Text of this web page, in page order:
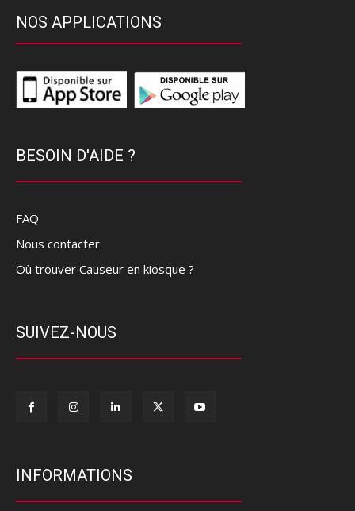
NOS APPLICATIONS
BESOIN D'AIDE ?
FAQ
Nous contacter
Où trouver Causeur en kiosque ?
SUIVEZ-NOUS
INFORMATIONS